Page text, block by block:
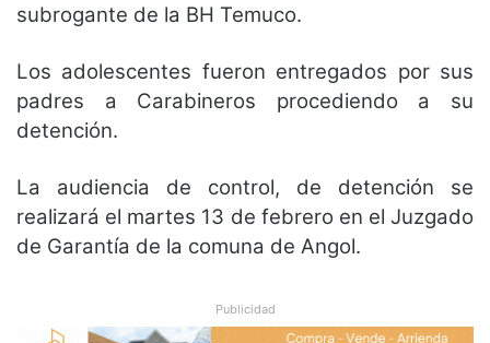
subrogante de la BH Temuco.
Los adolescentes fueron entregados por sus
padres a Carabineros procediendo a su
detención.
La audiencia de control, de detención se
realizará el martes 13 de febrero en el Juzgado
de Garantía de la comuna de Angol.
Publicidad